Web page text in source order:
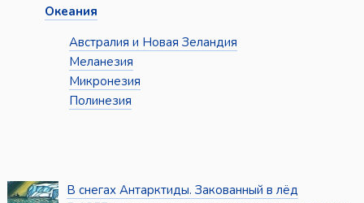
Океания
Австралия и Новая Зеландия
Меланезия
Микронезия
Полинезия
В снегах Антарктиды. Закованный в лёд